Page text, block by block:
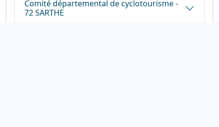
Comité départemental de cyclotourisme -
72 SARTHE